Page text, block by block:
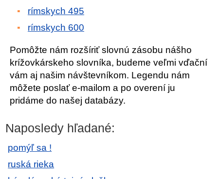
rímskych 495
rímskych 600
Pomôžte nám rozšíriť slovnú zásobu nášho
krížovkárskeho slovníka, budeme veľmi vďační
vám aj našim návštevníkom. Legendu nám
môžete poslať e-mailom a po overení ju
pridáme do našej databázy.
Naposledy hľadané:
pomýľ sa !
ruská rieka